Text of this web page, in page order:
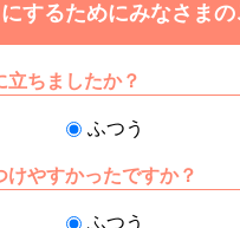
するためにみなさまの
立ちましたか？
ふつう
けやすかったですか？
ふつう